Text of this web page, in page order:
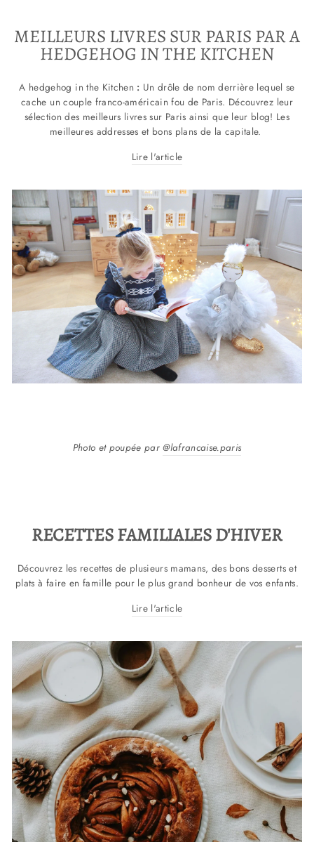
MEILLEURS LIVRES SUR PARIS PAR A
HEDGEHOG IN THE KITCHEN
A hedgehog in the Kitchen : Un drôle de nom derrière lequel se
cache un couple franco-américain fou de Paris. Découvrez leur
sélection des meilleurs livres sur Paris ainsi que leur blog! Les
meilleures addresses et bons plans de la capitale.
Lire l'article
Photo et poupée par@lafrancaise.paris
RECETTES FAMILIALES D'HIVER
Découvrez les recettes de plusieurs mamans, des bons desserts et
plats à faire en famille pour le plus grand bonheur de vos enfants.
Lire l'article